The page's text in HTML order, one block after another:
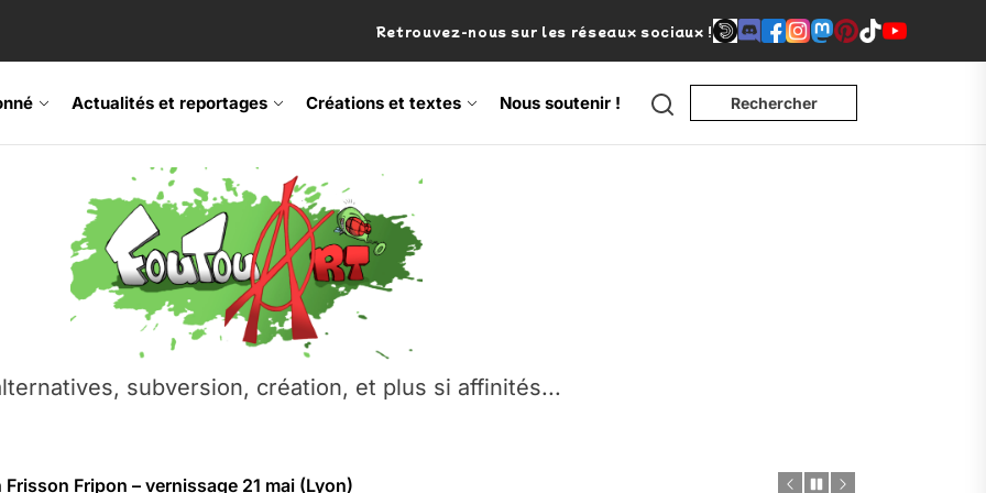
Retrouvez-nous sur les réseaux sociaux !
Actualités et reportages Créations et textes Nous soutenir ! Search Rechercher
subversion, création, et plus si affinités...
Frisson Fripon – vernissage 21 mai (Lyon)
Festival – Samedi 18 juillet (Vaulx-en-Velin)
– Ŝtono, un livre réalisé par Michaël Moretti & Pierre Lacôte
contre l’A412 à l’Établi (Haute-Savoie)
Fripon – vernissage 21 mai (Lyon)